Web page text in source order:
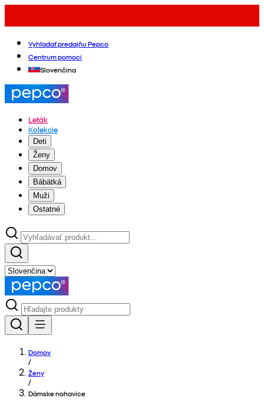
Vyhľadať predajňu Pepco
Centrum pomoci
Slovenčina
Leták
Kolekcie
Deti
Ženy
Domov
Bábätká
Muži
Ostatné
Domov
/
Ženy
/
Dámske nohavice